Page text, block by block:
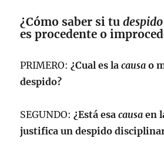
¿Cómo saber si tu
es procedente o
PRIMERO:¿Cual es lacausa o
despido?
SEGUNDO:¿Está esacausa en
justifica un despido